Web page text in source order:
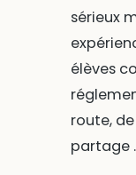
sérieux
élèves
route,
partage